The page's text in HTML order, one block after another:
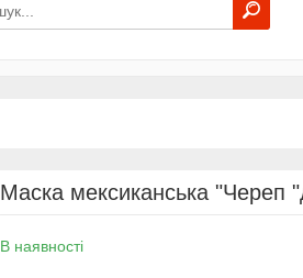
Маска мексиканська "Череп
В наявності